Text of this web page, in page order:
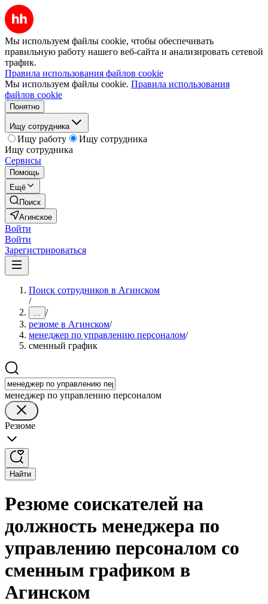
Мы используем файлы cookie, чтобы обеспечивать
правильную работу нашего веб-сайта и анализировать сетевой
трафик.
Правила использования файлов cookie
Мы используем файлы cookie. Правила использования
файлов cookie
Понятно
Ищу сотрудника
Ищу работу
Ищу сотрудника
Ищу сотрудника
Сервисы
Помощь
Ещё
Поиск
Агинское
Войти
Войти
Зарегистрироваться
Поиск сотрудников в Агинском
/
... /
резюме в Агинском/
менеджер по управлению персоналом/
сменный график
менеджер по управлению персоналом
Резюме
Найти
Резюме соискателей на
должность менеджера по
управлению персоналом со
сменным графиком в
Агинском